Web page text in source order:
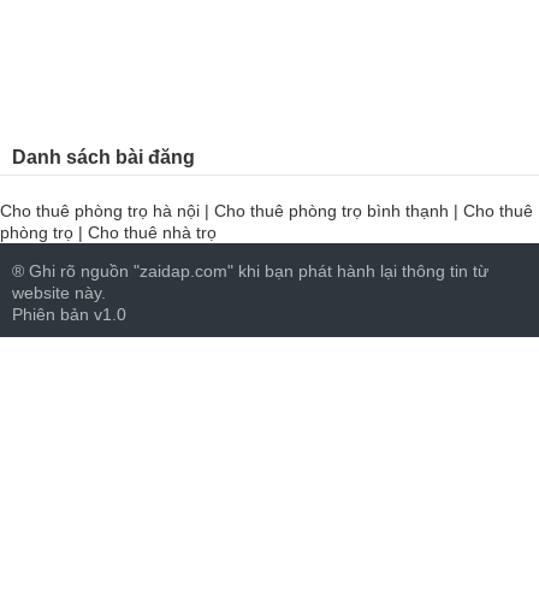
Danh sách bài đăng
Cho thuê phòng trọ hà nội | Cho thuê phòng trọ bình thạnh | Cho thuê
phòng trọ | Cho thuê nhà trọ
® Ghi rõ nguồn "zaidap.com" khi bạn phát hành lại thông tin từ
website này.
Phiên bản v1.0